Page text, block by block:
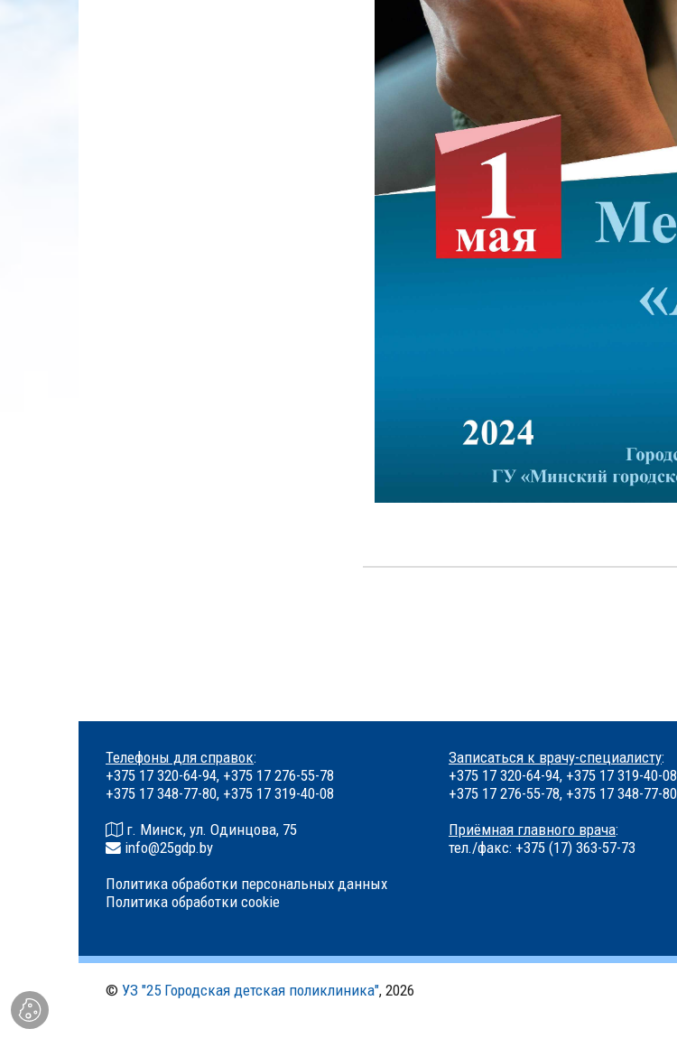
Телефоны для справок:
+375 17 320-64-94, +375 17 276-55-78
+375 17 348-77-80, +375 17 319-40-08
г. Минск, ул. Одинцова, 75
info@25gdp.by
Политика обработки персональных данных
Политика обработки cookie
Записаться к врачу-специалисту:
+375 17 320-64-94, +375 17 319-40-08
+375 17 276-55-78, +375 17 348-77-80
Приёмная главного врача:
тел./факс: +375 (17) 363-57-73
© УЗ "25 Городская детская поликлиника", 2026